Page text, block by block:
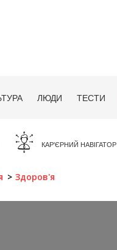
ЛЮДИ ТЕСТИ
КАР'ЄРНИЙ НАВІГАТОР
Здоров'я